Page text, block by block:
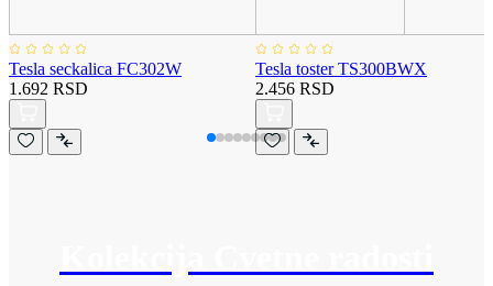
Tesla seckalica FC302W
1.692 RSD
Tesla toster TS300BWX
2.456 RSD